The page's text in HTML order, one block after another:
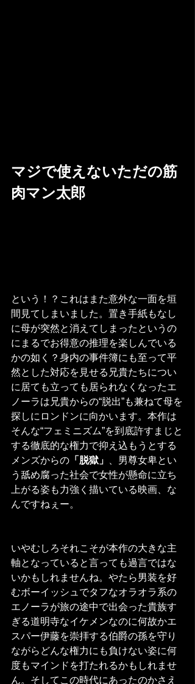
マジで使えないただの筋
肉マン太郎
という！？これはまた意外な一面を垣
間見てしまいました。置き手紙もなし
に母が突然と消えてしまったというの
にまるでお得意の推理を楽しんでいる
かの如く？身内の事件簿にも至って平
然とした対応を見せる兄貴たちについ
に居ても立っても居られなくなったエ
ノーラは兄貴からの“脱出”も兼ねて母を
探しにロンドンに向かいます。本作は
そんな“フェミニズム”を到底許すまじと
する徹底的な権力で抑え込もうとする
メンズからの 「脱獄」
、男尊女卑とい
う舐め腐った社会で女性が懸命に立ち
上がる姿も力強く描いている映画、な
んですねぇー。
いやむしろそれこそが本作の大きな主
軸となっていると言っても過言ではな
いかもしれませんね。やたら男装を好
むボーイッシュでタフなオラオラ系の
エノーラが旅の途中で出会った貴族す
ぎる道明寺なイケメンなのに何故かエ
スパー伊藤を崇拝する伯爵の孫を守り
ながらどんな権力にも負けない姿に何
度もマインドを打たれるかもしれませ
ん。そしてこの時代にあったのかさえ